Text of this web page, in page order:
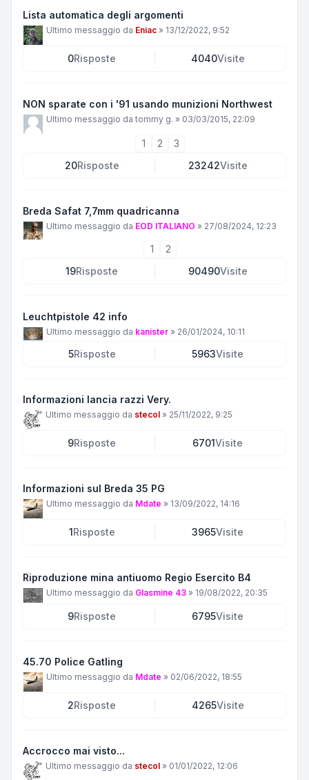
Lista automatica degli argomenti
Ultimo messaggio da Eniac » 13/12/2022, 9:52
0Risposte 4040Visite
NON sparate con i '91 usando munizioni Northwest
Ultimo messaggio da tommy g. » 03/03/2015, 22:09
1 2
3
20Risposte 23242Visite
Breda Safat 7,7mm quadricanna
Ultimo messaggio da EOD ITALIANO » 27/08/2024, 12:23
1
2
19Risposte 90490Visite
Leuchtpistole 42 info
Ultimo messaggio da kanister » 26/01/2024, 10:11
5Risposte 5963Visite
Informazioni lancia razzi Very.
Ultimo messaggio da stecol » 25/11/2022, 9:25
9Risposte 6701Visite
Informazioni sul Breda 35 PG
Ultimo messaggio da Mdate » 13/09/2022, 14:16
1Risposte 3965Visite
Riproduzione mina antiuomo Regio Esercito B4
Ultimo messaggio da Glasmine 43 » 19/08/2022, 20:35
9Risposte 6795Visite
45.70 Police Gatling
Ultimo messaggio da Mdate » 02/06/2022, 18:55
2Risposte 4265Visite
Accrocco mai visto...
Ultimo messaggio da stecol » 01/01/2022, 12:06